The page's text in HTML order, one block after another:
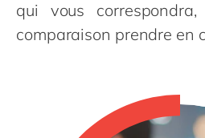
Philippines
Singapore
qui vous
comparaison prendre en